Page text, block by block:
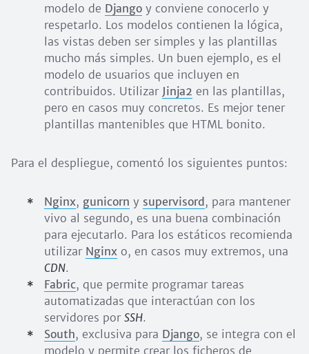
modelo de Django y conviene conocerlo y
respetarlo. Los modelos contienen la lógica,
las vistas deben ser simples y las plantillas
mucho más simples. Un buen ejemplo, es el
modelo de usuarios que incluyen en
contribuidos. Utilizar Jinja2 en las plantillas,
pero en casos muy concretos. Es mejor tener
plantillas mantenibles que HTML bonito.
Para el despliegue, comentó los siguientes puntos:
Nginx, gunicorn y supervisord , para mantener
vivo al segundo, es una buena combinación
para ejecutarlo. Para los estáticos recomienda
utilizar Nginx o, en casos muy extremos, una
CDN.
Fabric, que permite programar tareas
automatizadas que interactúan con los
servidores por SSH.
South, exclusiva para Django, se integra con el
modelo y permite crear los ficheros de